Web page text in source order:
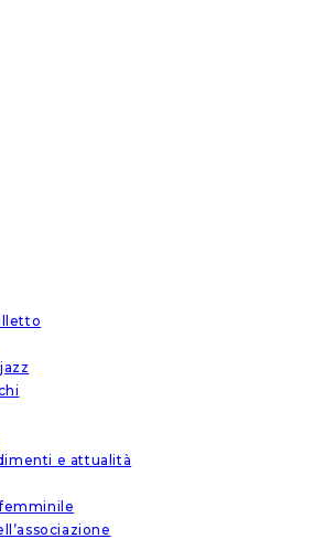
e attualità